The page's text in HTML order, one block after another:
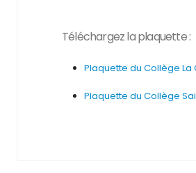
Téléchargez la plaquette :
Plaquette du Collège La
Plaquette du Collège